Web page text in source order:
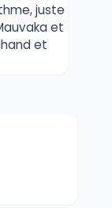
juste
et
et